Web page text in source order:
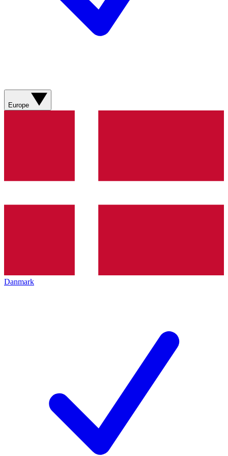
Europe
Danmark